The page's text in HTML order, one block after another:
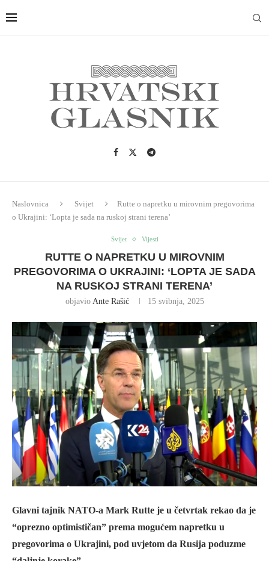
Naslovnica Svijet
Rutte o napretku u mirovnim pregovorima
o Ukrajini: ‘Lopta je sada na ruskoj strani terena’
Svijet Vijesti
RUTTE O NAPRETKU U MIROVNIM
PREGOVORIMA O UKRAJINI: ‘LOPTA JE SADA
NA RUSKOJ STRANI TERENA’
objavio Ante Rašić 15 svibnja, 2025
Glavni tajnik NATO-a Mark Rutte je u četvrtak rekao da je
“oprezno optimističan” prema mogućem napretku u
pregovorima o Ukrajini, pod uvjetom da Rusija poduzme